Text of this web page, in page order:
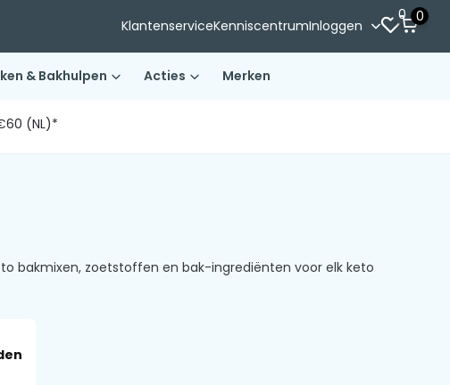
KlantenserviceKenniscentrumInloggen
0 0
& Bakhulpen Acties Merken
(NL)*
bakmixen, zoetstoffen en bak-ingrediënten voor elk keto